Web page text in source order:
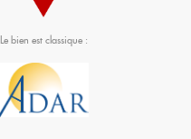
Le bien est classique :